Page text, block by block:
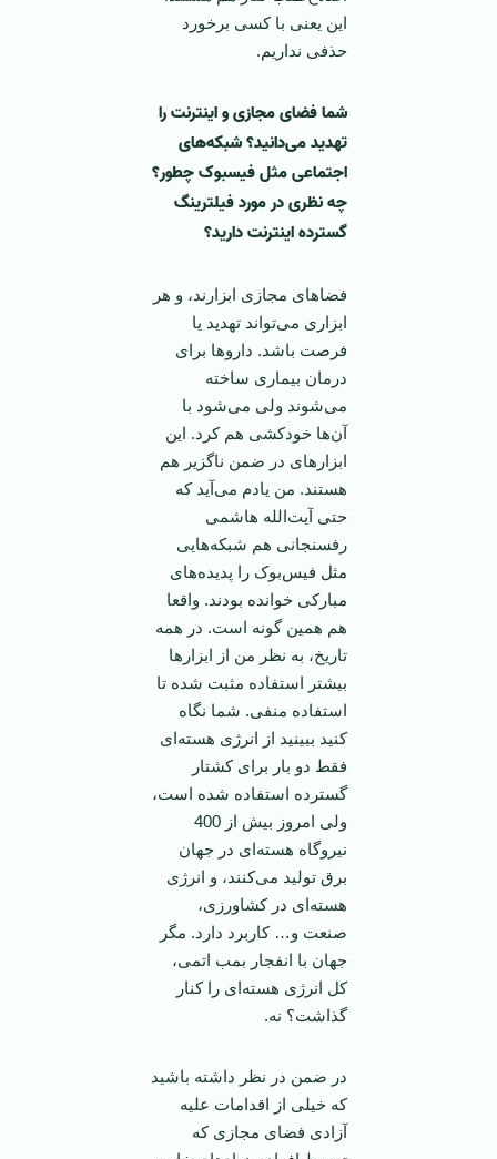
این یعنی با کسی برخورد
حذفی نداریم.
شما فضای مجازی و اینترنت را
تهدید می‌دانید؟ شبکه‌های
اجتماعی مثل فیسبوک چطور؟
چه نظری در مورد فیلترینگ
گسترده اینترنت دارید؟
فضاهای مجازی ابزارند، و هر
ابزاری می‌تواند تهدید یا
فرصت باشد. داروها برای
درمان بیماری ساخته
می‌شوند ولی می‌شود با
آن‌ها خودکشی هم کرد. این
ابزارهای در ضمن ناگزیر هم
هستند. من یادم می‌آید که
حتی آیت‌الله هاشمی
رفسنجانی هم شبکه‌هایی
مثل فیس‌بوک را پدیده‌های
مبارکی خوانده بودند. واقعا
هم همین‌ گونه است. در همه
تاریخ، به نظر من از ابزارها
بیشتر استفاده مثبت شده تا
استفاده منفی. شما نگاه
کنید ببینید از انرژی هسته‌ای
فقط دو بار برای کشتار
گسترده استفاده شده است،
ولی امروز بیش از 400
نیروگاه هسته‌ای در جهان
برق تولید می‌کنند، و انرژی
هسته‌ای در کشاورزی،
صنعت و… کاربرد دارد. مگر
جهان با انفجار بمب اتمی،
کل انرژی هسته‌ای را کنار
گذاشت؟ نه.
در ضمن در نظر داشته باشید
که خیلی از اقدامات علیه
آزادی فضای مجازی که